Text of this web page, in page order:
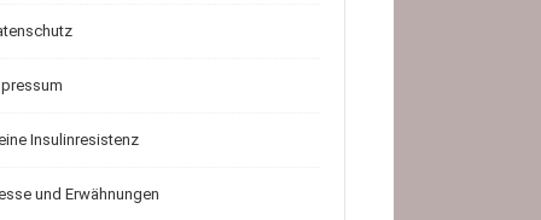
Insulinresistenz
und Erwähnungen